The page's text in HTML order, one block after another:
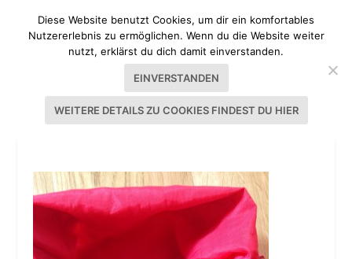
IMG_5793.JPG
Diese Website benutzt Cookies, um dir ein komfortables
Nutzererlebnis zu ermöglichen. Wenn du die Website weiter
nutzt, erklärst du dich damit einverstanden.
EINVERSTANDEN
WEITERE DETAILS ZU COOKIES FINDEST DU HIER